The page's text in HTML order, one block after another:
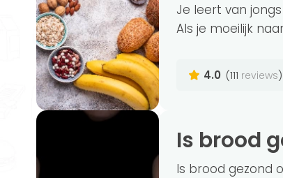
Je leert van
Als je moeilijk
4.0 (111 reviews)
Is brood
Is brood gezond